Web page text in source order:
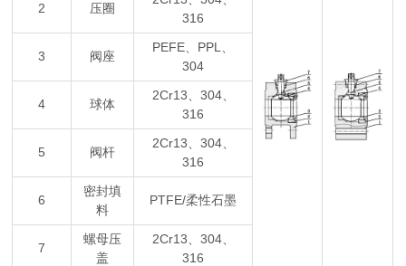
2 压圈
316
3 阀座
PEFE、PPL、
304
4 球体
2Cr13、304、
316
5 阀杆
2Cr13、304、
316
6
密封填
料
PTFE/柔性石墨
7
螺母压
盖
2Cr13、304、
316